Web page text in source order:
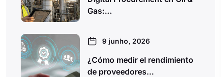
Gas:...
9 junho, 2026
¿Cómo medir el rendimiento
de proveedores...